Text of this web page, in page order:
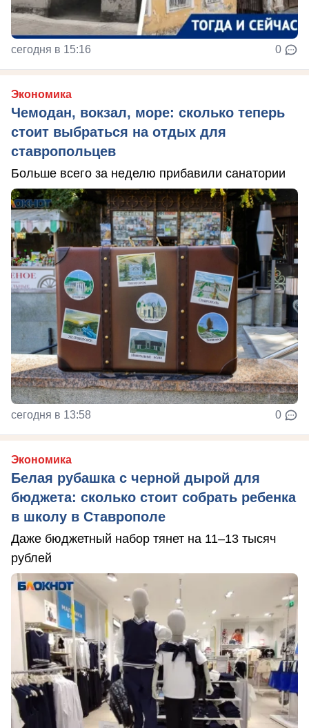
сегодня в 15:16 0
Экономика
Чемодан, вокзал, море: сколько теперь
стоит выбраться на отдых для
ставропольцев
Больше всего за неделю прибавили санатории
сегодня в 13:58 0
Экономика
Белая рубашка с черной дырой для
бюджета: сколько стоит собрать ребенка
в школу в Ставрополе
Даже бюджетный набор тянет на 11–13 тысяч
рублей